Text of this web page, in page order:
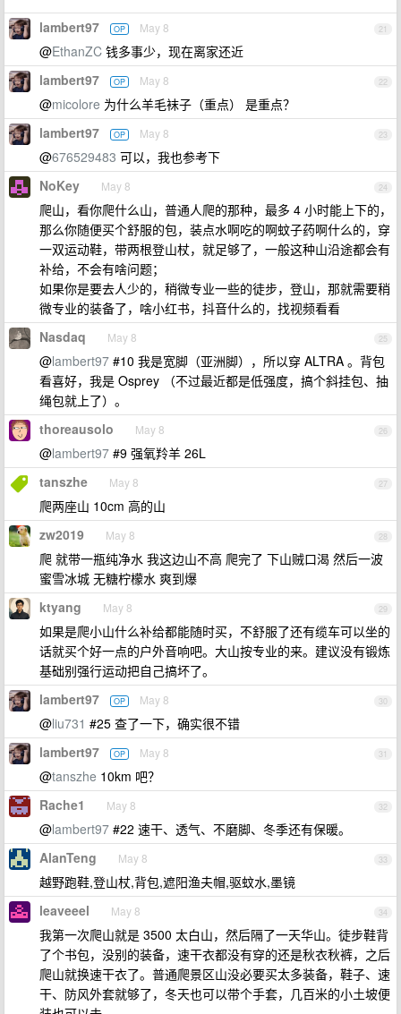
21
lambert97 OP May 8
@EthanZC 钱多事少，现在离家还近
22
lambert97 OP May 8
@micolore 为什么羊毛袜子（重点） 是重点？
23
lambert97 OP May 8
@676529483 可以，我也参考下
24
NoKey May 8
爬山，看你爬什么山，普通人爬的那种，最多 4 小时能上下的，
那么你随便买个舒服的包，装点水啊吃的啊蚊子药啊什么的，穿
一双运动鞋，带两根登山杖，就足够了，一般这种山沿途都会有
补给，不会有啥问题；
如果你是要去人少的，稍微专业一些的徒步，登山，那就需要稍
微专业的装备了，啥小红书，抖音什么的，找视频看看
25
Nasdaq May 8
@lambert97 #10 我是宽脚（亚洲脚），所以穿 ALTRA 。背包
看喜好，我是 Osprey （不过最近都是低强度，搞个斜挂包、抽
绳包就上了）。
26
thoreausolo May 8
@lambert97 #9 强氧羚羊 26L
27
tanszhe May 8
爬两座山 10cm 高的山
28
zw2019 May 8
爬 就带一瓶纯净水 我这边山不高 爬完了 下山贼口渴 然后一波
蜜雪冰城 无糖柠檬水 爽到爆
29
ktyang May 8
如果是爬小山什么补给都能随时买，不舒服了还有缆车可以坐的
话就买个好一点的户外音响吧。大山按专业的来。建议没有锻炼
基础别强行运动把自己搞坏了。
30
lambert97 OP May 8
@liu731 #25 查了一下，确实很不错
31
lambert97 OP May 8
@tanszhe 10km 吧？
32
Rache1 May 8
@lambert97 #22 速干、透气、不磨脚、冬季还有保暖。
33
AlanTeng May 8
越野跑鞋,登山杖,背包,遮阳渔夫帽,驱蚊水,墨镜
34
leaveeel May 8
我第一次爬山就是 3500 太白山，然后隔了一天华山。徒步鞋背
了个书包，没别的装备，速干衣都没有穿的还是秋衣秋裤，之后
爬山就换速干衣了。普通爬景区山没必要买太多装备，鞋子、速
干、防风外套就够了，冬天也可以带个手套，几百米的小土坡便